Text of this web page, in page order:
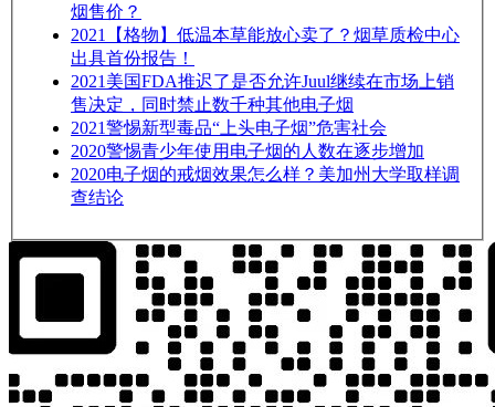
烟售价？
2021
【格物】低温本草能放心卖了？烟草质检中心
出具首份报告！
2021 美国FDA推迟了是否允许Juul继续在市场上销
售决定，同时禁止数千种其他电子烟
2021警惕新型毒品“上头电子烟”危害社会
2020警惕青少年使用电子烟的人数在逐步增加
2020电子烟的戒烟效果怎么样？美加州大学取样调
查结论